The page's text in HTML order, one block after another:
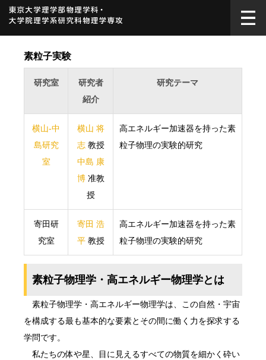
素粒子実験
研究室
研究者
紹介
研究テーマ
横山-中
島研究
室
横山 将
志教授
中島 康
博准教
授
高エネルギー加速器を持った素
粒子物理の実験的研究
寄田研
究室
寄田 浩
平教授
高エネルギー加速器を持った素
粒子物理の実験的研究
素粒子物理学・高エネルギー物理学とは
素粒子物理学・高エネルギー物理学は、この自然・宇宙
を構成する最も基本的な要素とその間に働く力を探求する
学問です。
私たちの体や星、目に見えるすべての物質を細かく砕い